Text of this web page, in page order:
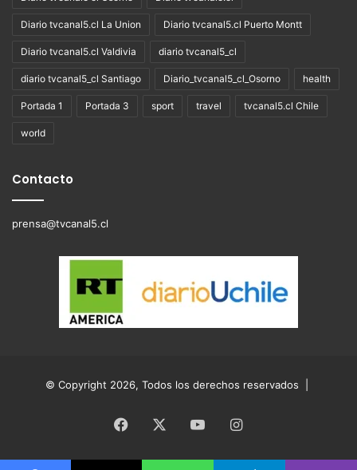
Diario tvcanal5.cl La Union Diario tvcanal5.cl Puerto Montt
Diario tvcanal5.cl Valdivia diario tvcanal5_cl
diario tvcanal5_cl Santiago Diario_tvcanal5_cl_Osorno health
Portada 1 Portada 3 sport travel tvcanal5.cl Chile
world
Contacto
prensa@tvcanal5.cl
© Copyright 2026, Todos los derechos reservados |
Facebook YouTubeInstagram